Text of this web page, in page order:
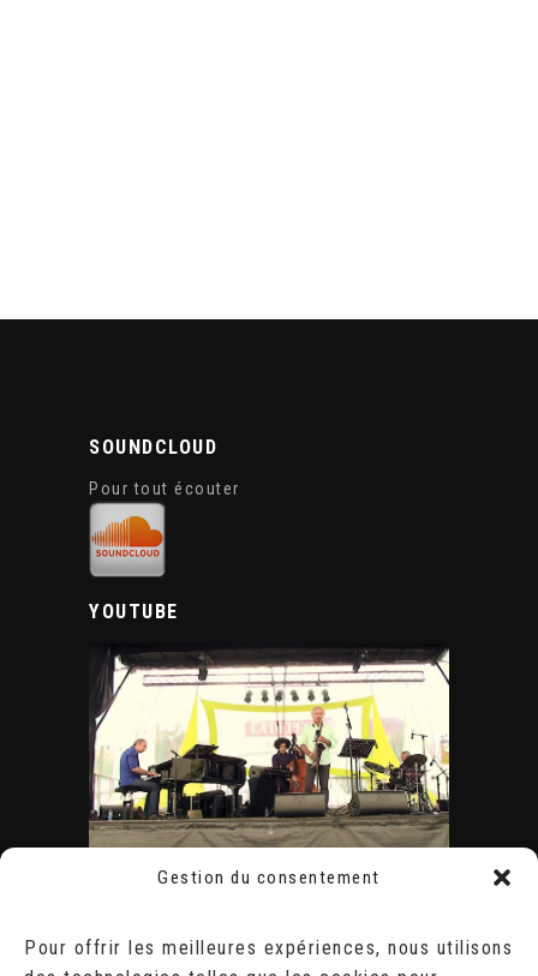
Gestion du consentement
Pour offrir les meilleures expériences, nous utilisons
SOUNDCLOUD
Pour tout écouter
YOUTUBE
ÉVÈNEMENTS
AOÛT 2026